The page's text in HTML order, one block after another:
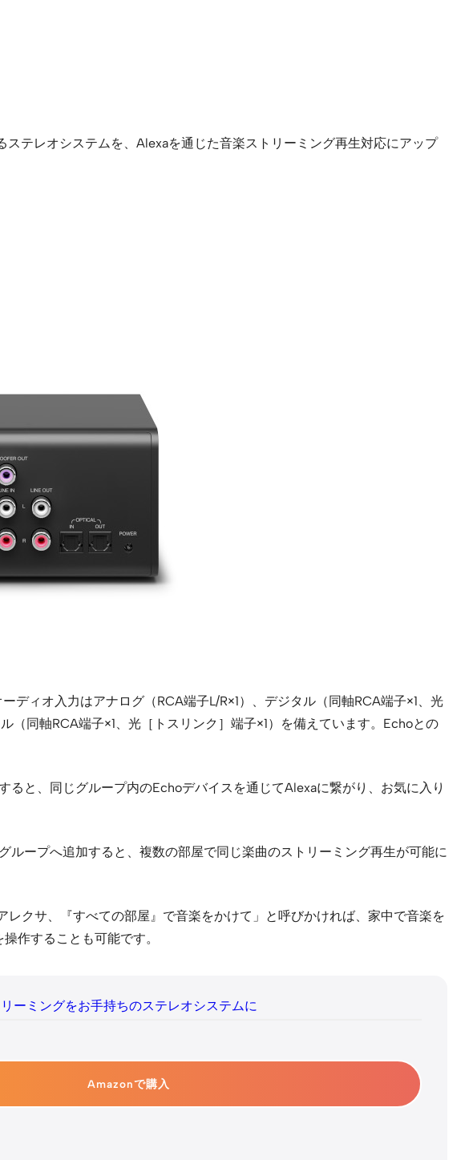
テレオシステムを、Alexaを通じた音楽ストリーミング再生対応にアップ
ディオ入力はアナログ（RCA端子L/R×1）、デジタル（同軸RCA端子×1、光
（同軸RCA端子×1、光［トスリンク］端子×1）を備えています。Echoとの
と、同じグループ内のEchoデバイスを通じてAlexaに繋がり、お気に入り
ープへ追加すると、複数の部屋で同じ楽曲のストリーミング再生が可能に
クサ、『すべての部屋』で音楽をかけて」と呼びかければ、家中で音楽を
作することも可能です。
ーミングをお手持ちのステレオシステムに
Amazonで購入